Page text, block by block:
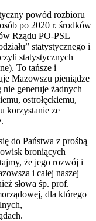
powód rozbioru
po 2020 r. środków
Rządu PO-PSL
statystycznego i
statystycznych
To tańsze i
Mazowszu pieniądze
generuje żadnych
ostrołęckiemu,
korzystanie ze
do Państwa z prośbą
broniących
że jego rozwój i
i całej naszej
słowa śp. prof.
dla którego